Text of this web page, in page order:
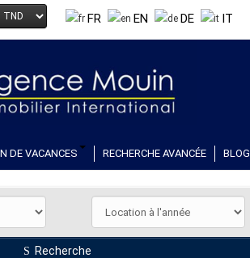
FR EN DE IT
DE VACANCES RECHERCHE AVANCÉE BLOG
Recherche